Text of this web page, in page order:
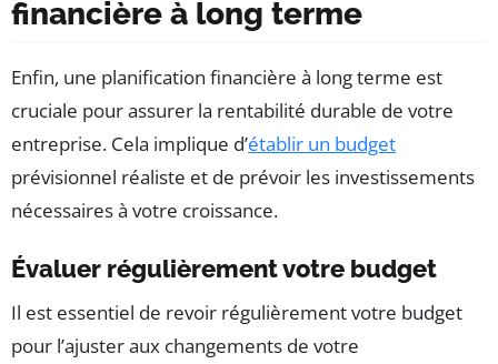
financière à long terme
Enfin, une planification financière à long terme est
cruciale pour assurer la rentabilité durable de votre
entreprise. Cela implique d’établir un budget
prévisionnel réaliste et de prévoir les investissements
nécessaires à votre croissance.
Évaluer régulièrement votre budget
Il est essentiel de revoir régulièrement votre budget
pour l’ajuster aux changements de votre